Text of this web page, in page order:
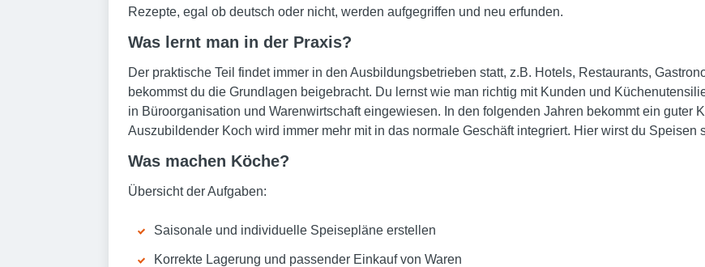
Rezepte, egal ob deutsch oder nicht, werden aufgegriffen und neu erfunden.
Was lernt man in der Praxis?
Der praktische Teil findet immer in den Ausbildungsbetrieben statt, z.B. Hotels, Restaurants,
bekommst du die Grundlagen beigebracht. Du lernst wie man richtig mit Kunden und
in Büroorganisation und Warenwirtschaft eingewiesen. In den folgenden Jahren bekommt ein guter
Auszubildender Koch wird immer mehr mit in das normale Geschäft integriert. Hier wirst du Speisen
Was machen Köche?
Übersicht der Aufgaben:
Saisonale und individuelle Speisepläne erstellen
Korrekte Lagerung und passender Einkauf von Waren